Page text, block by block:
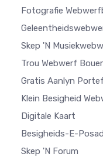
Fotografie
Skep 'n
Trou Webwerf Bouer
Gratis Aanlyn
Klein Besigheid
Digitale Kaart
Besigheids-E-
Skep 'n Forum